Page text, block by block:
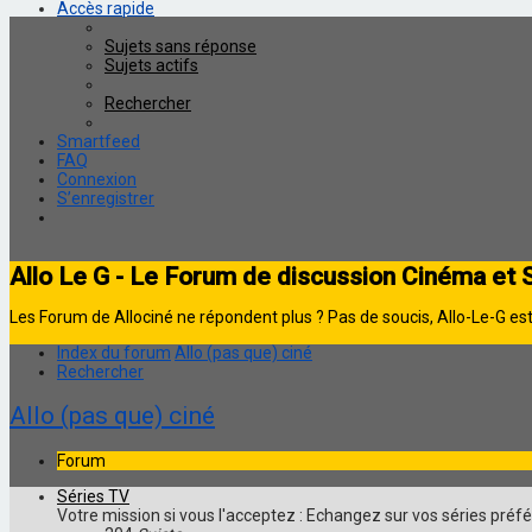
Accès rapide
Sujets sans réponse
Sujets actifs
Rechercher
Smartfeed
FAQ
Connexion
S’enregistrer
Allo Le G - Le Forum de discussion Cinéma et
Les Forum de Allociné ne répondent plus ? Pas de soucis, Allo-Le-G
Index du forum Allo (pas que) ciné
Rechercher
Allo (pas que) ciné
Forum
Séries TV
Votre mission si vous l'acceptez : Echangez sur vos séries